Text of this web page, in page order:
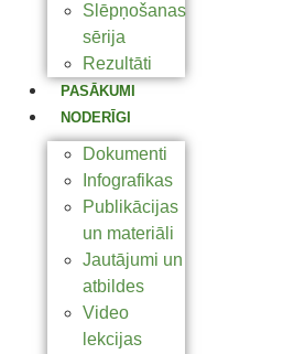
Slēpņošanas
sērija
Rezultāti
PASĀKUMI
NODERĪGI
Dokumenti
Infografikas
Publikācijas
un materiāli
Jautājumi un
atbildes
Video
lekcijas